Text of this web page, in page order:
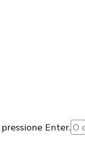
Enter.